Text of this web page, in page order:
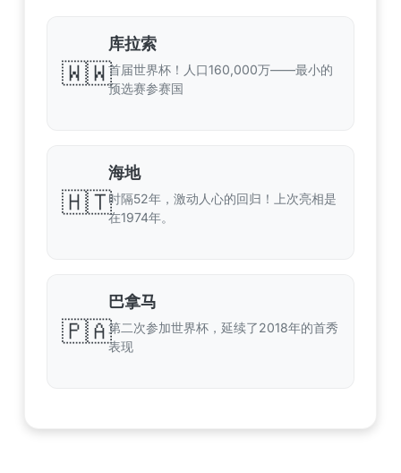
🇼🇼
库拉索
首届世界杯！人口160,000万——最小的
预选赛参赛国
🇭🇹
海地
时隔52年，激动人心的回归！上次亮相是
在1974年。
🇵🇦
巴拿马
第二次参加世界杯，延续了2018年的首秀
表现